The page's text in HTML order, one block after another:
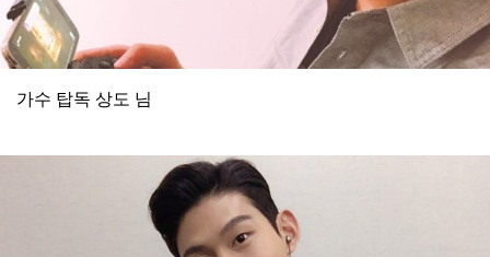
가수 탑독 상도 님